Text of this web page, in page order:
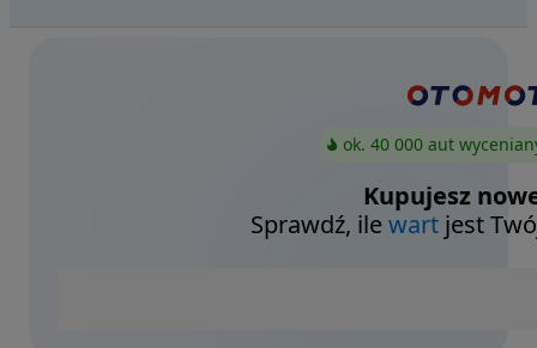
ok. 40 000 aut
Kupujesz
Sprawdź, ilewart jest